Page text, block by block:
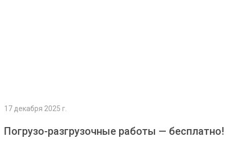
17 декабря 2025 г.
Погрузо-разгрузочные работы — бесплатно!